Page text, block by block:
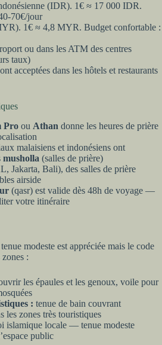
(IDR). 1€ ≈ 17 000 IDR.
70€/jour
1€ ≈ 4,8 MYR. Budget confortable :
ou dans les ATM des centres
taux)
acceptées dans les hôtels et restaurants
Pro ou Athan donne les heures de prière
malaisiens et indonésiens ont
musholla (salles de prière)
Jakarta, Bali), des salles de prière
airside
(qasr) est valide dès 48h de voyage —
votre itinéraire
modeste est appréciée mais le code
:
les épaules et les genoux, voile pour
: tenue de bain couvrant
les zones très touristiques
islamique locale — tenue modeste
public